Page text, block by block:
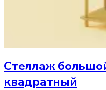
Стеллаж
квадратный